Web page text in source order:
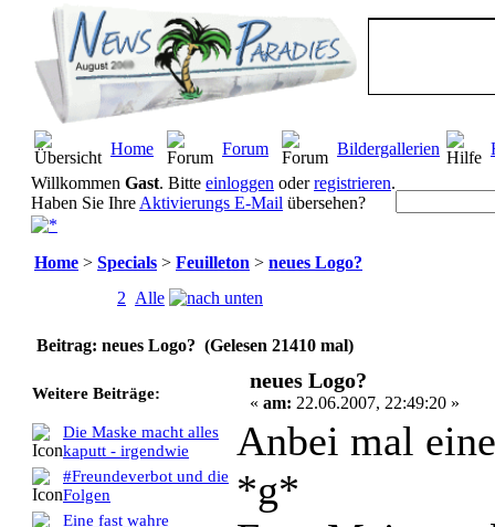
Home Forum Bildergallerien
Willkommen Gast. Bitte einloggen oderregistrieren.
Haben Sie Ihre Aktivierungs E-Mail übersehen?
Home > Specials > Feuilleton > neues Logo?
2 Alle
Beitrag: neues Logo? (Gelesen 21410 mal)
Weitere Beiträge:
Die Maske macht alles
kaputt - irgendwie
#Freundeverbot und die
Folgen
Eine fast wahre
neues Logo?
« am: 22.06.2007, 22:49:20 »
Anbei mal
*g*